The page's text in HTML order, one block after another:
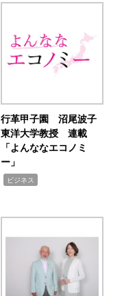
行革甲子園 沼尾波子
東洋大学教授 連載
「よんななエコノミ
ー」
ビジネス